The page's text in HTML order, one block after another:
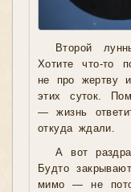
Второй
Хотите что-то
не про жертву
этих суток.
— жизнь
откуда ждали.
А вот
Будто
мимо — не